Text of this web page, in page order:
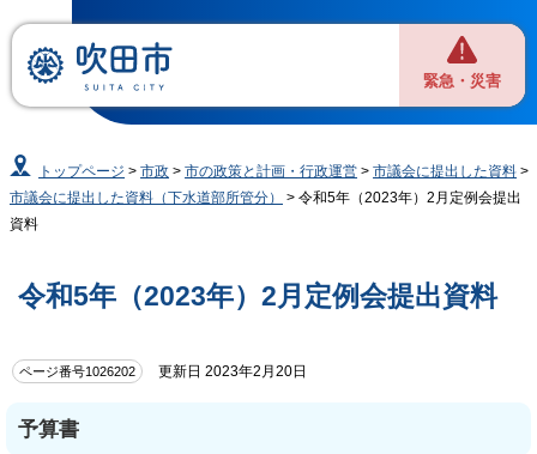
緊急・災害
トップページ >市政 >市の政策と計画・行政運営 >市議会に提出した資料 >
市議会に提出した資料（下水道部所管分）
> 令和5年（2023年）2月定例会提出
資料
令和5年（2023年）2月定例会提出資料
ページ番号1026202 更新日 2023年2月20日
予算書